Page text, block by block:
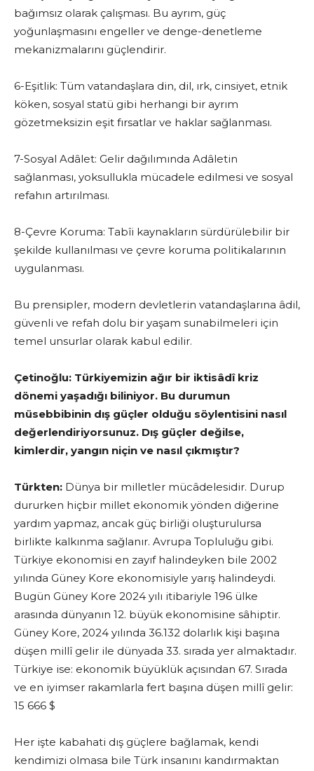
bağımsız olarak çalışması. Bu ayrım, güç
yoğunlaşmasını engeller ve denge-denetleme
mekanizmalarını güçlendirir.
6-Eşitlik: Tüm vatandaşlara din, dil, ırk, cinsiyet, etnik
köken, sosyal statü gibi herhangi bir ayrım
gözetmeksizin eşit fırsatlar ve haklar sağlanması.
7-Sosyal Adâlet: Gelir dağılımında Adâletin
sağlanması, yoksullukla mücadele edilmesi ve sosyal
refahın artırılması.
8-Çevre Koruma: Tabîi kaynakların sürdürülebilir bir
şekilde kullanılması ve çevre koruma politikalarının
uygulanması.
Bu prensipler, modern devletlerin vatandaşlarına âdil,
güvenli ve refah dolu bir yaşam sunabilmeleri için
temel unsurlar olarak kabul edilir.
Çetinoğlu: Türkiyemizin ağır bir iktisâdî kriz
dönemi yaşadığı biliniyor. Bu durumun
müsebbibinin dış güçler olduğu söylentisini nasıl
değerlendiriyorsunuz. Dış güçler değilse,
kimlerdir, yangın niçin ve nasıl çıkmıştır?
Türkten: Dünya bir milletler mücâdelesidir. Durup
dururken hiçbir millet ekonomik yönden diğerine
yardım yapmaz, ancak güç birliği oluşturulursa
birlikte kalkınma sağlanır. Avrupa Topluluğu gibi.
Türkiye ekonomisi en zayıf halindeyken bile 2002
yılında Güney Kore ekonomisiyle yarış halindeydi.
Bugün Güney Kore 2024 yılı itibariyle 196 ülke
arasında dünyanın 12. büyük ekonomisine sâhiptir.
Güney Kore, 2024 yılında 36.132 dolarlık kişi başına
düşen millî gelir ile dünyada 33. sırada yer almaktadır.
Türkiye ise: ekonomik büyüklük açısından 67. Sırada
ve en iyimser rakamlarla fert başına düşen millî gelir:
15 666 $
Her işte kabahati dış güçlere bağlamak, kendi
kendimizi olmasa bile Türk insanını kandırmaktan